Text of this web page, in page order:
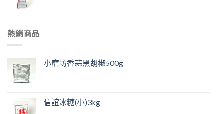
熱銷商品
小磨坊香蒜黑胡椒500g
信誼冰糖(小)3kg